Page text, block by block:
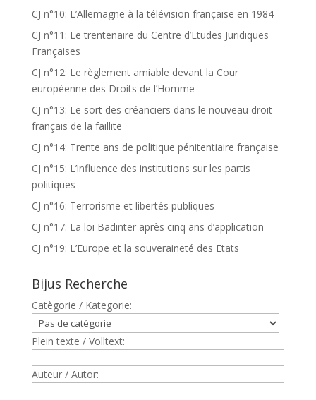
CJ n°10: L’Allemagne à la télévision française en 1984
CJ n°11: Le trentenaire du Centre d’Etudes Juridiques
Françaises
CJ n°12: Le règlement amiable devant la Cour
européenne des Droits de l’Homme
CJ n°13: Le sort des créanciers dans le nouveau droit
français de la faillite
CJ n°14: Trente ans de politique pénitentiaire française
CJ n°15: L’influence des institutions sur les partis
politiques
CJ n°16: Terrorisme et libertés publiques
CJ n°17: La loi Badinter après cinq ans d’application
CJ n°19: L’Europe et la souveraineté des Etats
Bijus Recherche
Catègorie / Kategorie:
Plein texte / Volltext:
Auteur / Autor: